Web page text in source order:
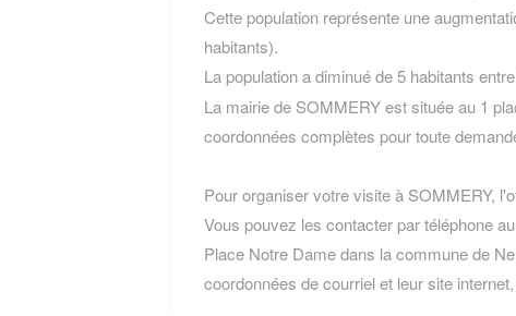
Cette population représente une
habitants).
La population a diminué de 5 habitants
La mairie de SOMMERY est située au 1
coordonnées complètes pour toute
Pour organiser votre visite à SOMMERY,
Vous pouvez les contacter par téléphone
Place Notre Dame dans la commune de
coordonnées de courriel et leur site